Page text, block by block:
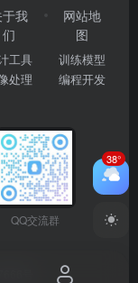
于我
们
工具
处理
网站地
图
训练模型
编程开发
QQ交流群
号
38°